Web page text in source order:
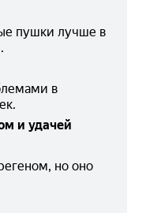
пушки лучше в
в
и удачей
но оно